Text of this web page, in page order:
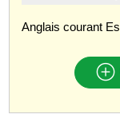
Anglais courant